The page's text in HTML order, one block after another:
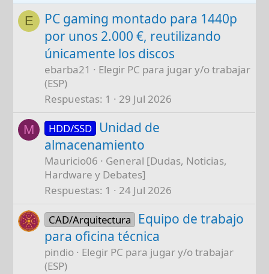
E
PC gaming montado para 1440p
por unos 2.000 €, reutilizando
únicamente los discos
ebarba21
Elegir PC para jugar y/o trabajar
(ESP)
Respuestas 1 29 Jul 2026
M HDD/SSD Unidad de
almacenamiento
Mauricio06
General [Dudas, Noticias,
Hardware y Debates]
Respuestas 1 24 Jul 2026
CAD/Arquitectura
Equipo de trabajo
para oficina técnica
pindio
Elegir PC para jugar y/o trabajar
(ESP)